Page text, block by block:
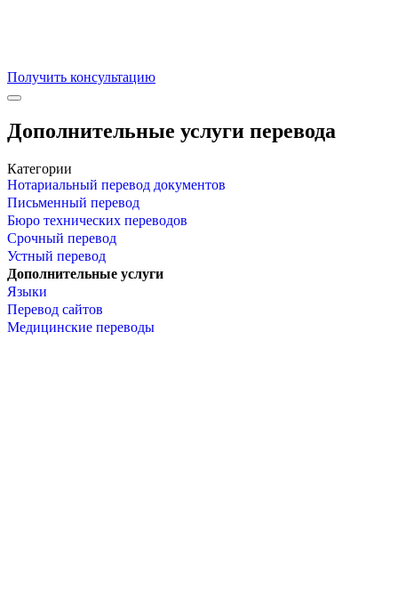
Получить консультацию
Дополнительные услуги перевода
Категории
Нотариальный перевод документов
Письменный перевод
Бюро технических переводов
Срочный перевод
Устный перевод
Дополнительные услуги
Языки
Перевод сайтов
Медицинские переводы